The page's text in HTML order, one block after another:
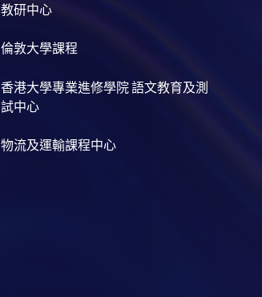
教研中心
倫敦大學課程
香港大學專業進修學院 語文教育及測
試中心
物流及運輸課程中心